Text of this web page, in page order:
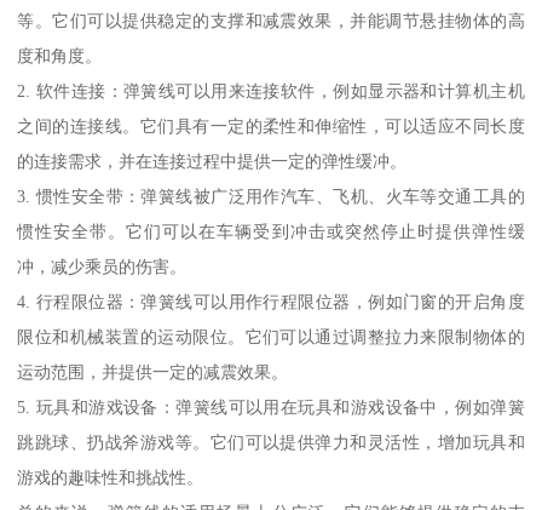
等。它们可以提供稳定的支撑和减震效果，并能调节悬挂物体的高
度和角度。
2. 软件连接：弹簧线可以用来连接软件，例如显示器和计算机主机
之间的连接线。它们具有一定的柔性和伸缩性，可以适应不同长度
的连接需求，并在连接过程中提供一定的弹性缓冲。
3. 惯性安全带：弹簧线被广泛用作汽车、飞机、火车等交通工具的
惯性安全带。它们可以在车辆受到冲击或突然停止时提供弹性缓
冲，减少乘员的伤害。
4. 行程限位器：弹簧线可以用作行程限位器，例如门窗的开启角度
限位和机械装置的运动限位。它们可以通过调整拉力来限制物体的
运动范围，并提供一定的减震效果。
5. 玩具和游戏设备：弹簧线可以用在玩具和游戏设备中，例如弹簧
跳跳球、扔战斧游戏等。它们可以提供弹力和灵活性，增加玩具和
游戏的趣味性和挑战性。